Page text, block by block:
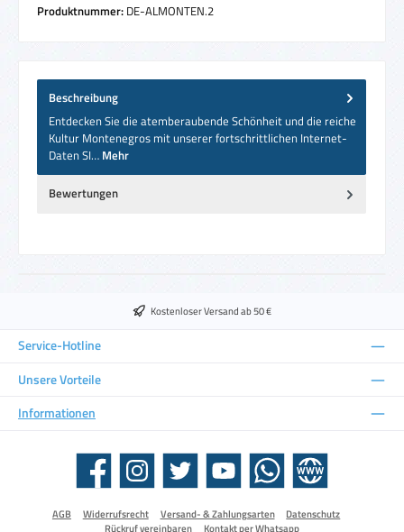
Produktnummer: DE-ALMONTEN.2
Beschreibung
Entdecken Sie die atemberaubende Schönheit und die reiche
Kultur Montenegros mit unserer fortschrittlichen Internet-
Daten SI… Mehr
Bewertungen
Kostenloser Versand ab 50 €
Service-Hotline
Unsere Vorteile
Informationen
Facebook Instagram Twitter YouTube WhatsApp Website
AGB Widerrufsrecht Versand- & Zahlungsarten
Datenschutz
Rückruf vereinbaren
Kontakt per Whatsapp